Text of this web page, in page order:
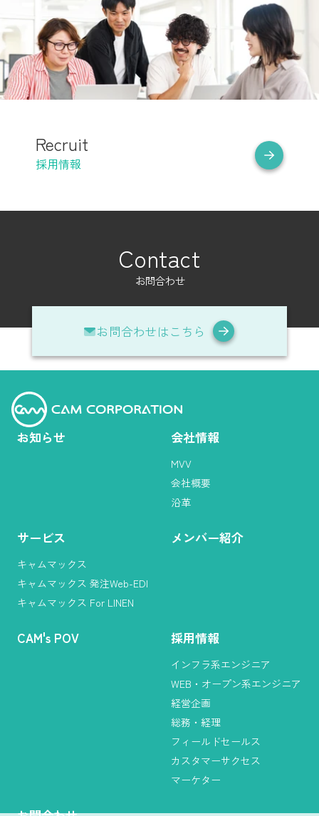
Recruit
採用情報
Contact
お問合わせ
お問合わせはこちら
お知らせ 会社情報
MVV
会社概要
沿革
サービス
キャムマックス
キャムマックス 発注Web-EDI
キャムマックス For LINEN
メンバー紹介
CAM's POV 採用情報
インフラ系エンジニア
WEB・オープン系エンジニア
経営企画
総務・経理
フィールドセールス
カスタマーサクセス
マーケター